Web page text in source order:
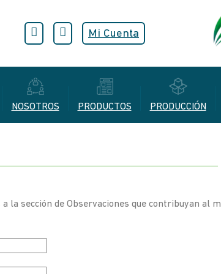
Mi Cuenta
NOSOTROS PRODUCTOS PRODUCCIÓN
a la sección de Observaciones que contribuyan